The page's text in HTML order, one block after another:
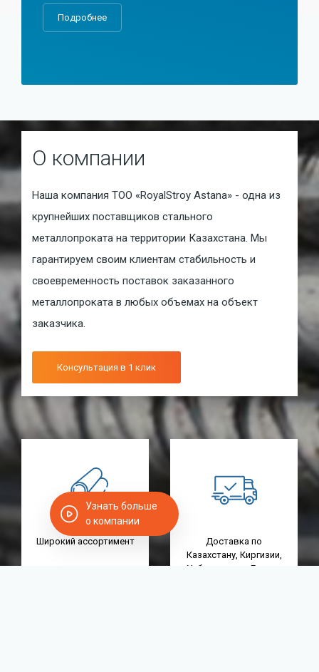
Узнать больше
о компании
Подробнее
О компании
Наша компания ТОО «RoyalStroy Astana» - одна из
крупнейших поставщиков стального
металлопроката на территории Казахстана. Мы
гарантируем своим клиентам стабильность и
своевременность поставок заказанного
металлопроката в любых объемах на объект
заказчика.
Консультация в 1 клик
Широкий ассортимент
Доставка по
Казахстану, Киргизии,
Узбекистану и Европу